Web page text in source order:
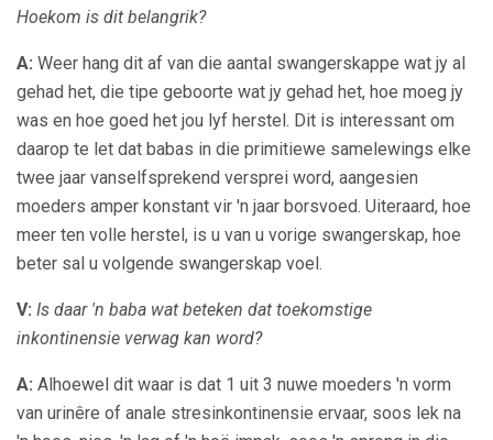
Hoekom is dit belangrik?
A: Weer hang dit af van die aantal swangerskappe wat jy al
gehad het, die tipe geboorte wat jy gehad het, hoe moeg jy
was en hoe goed het jou lyf herstel. Dit is interessant om
daarop te let dat babas in die primitiewe samelewings elke
twee jaar vanselfsprekend versprei word, aangesien
moeders amper konstant vir 'n jaar borsvoed. Uiteraard, hoe
meer ten volle herstel, is u van u vorige swangerskap, hoe
beter sal u volgende swangerskap voel.
V: Is daar 'n baba wat beteken dat toekomstige
inkontinensie verwag kan word?
A: Alhoewel dit waar is dat 1 uit 3 nuwe moeders 'n vorm
van urinêre of anale stresinkontinensie ervaar, soos lek na